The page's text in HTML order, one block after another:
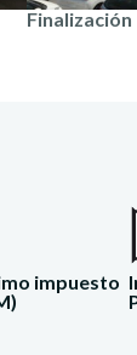
impuesto